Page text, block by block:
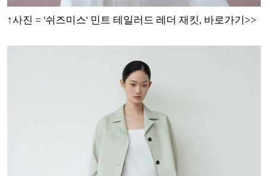
↑사진 = '쉬즈미스' 민트 테일러드 레더 재킷, 바로가기>>